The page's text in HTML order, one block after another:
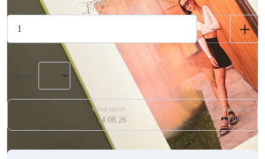
Срок изгот.
14.08.26
Срок изгот.
12.08.26